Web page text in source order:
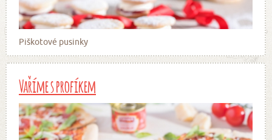
Piškotové pusinky
Vaříme s profíkem